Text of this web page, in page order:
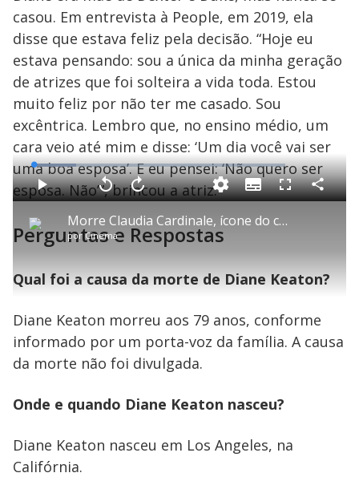
casou. Em entrevista à People, em 2019, ela
disse que estava feliz pela decisão. “Hoje eu
estava pensando: sou a única da minha geração
de atrizes que foi solteira a vida toda. Estou
muito feliz por não ter me casado. Sou
excêntrica. Lembro que, no ensino médio, um
cara veio até mim e disse: ‘Um dia você vai ser
uma boa esposa’. E eu pensei: ‘Não quero ser
esposa. Não’”, brincou a atriz.
P
l
a
y
V
Morre Claudia Cardinale, ícone do cinema europeu, aos 87 anos
porCinema
P V
a
r
1
g
u
A
n
ç
a
e
g
o
d
o
L
o
a
d
e
6
.
S
u
b
i
t
F
l
C
o
a
r
Perguntas e Respostas
Qual foi a causa da morte de Diane Keaton?
Diane Keaton morreu aos 79 anos, conforme
informado por um porta-voz da família. A causa
da morte não foi divulgada.
Onde e quando Diane Keaton nasceu?
Diane Keaton nasceu em Los Angeles, na
Califórnia.